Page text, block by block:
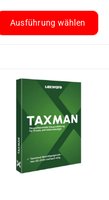
Ausführung wählen
Varianten
Optionen
können